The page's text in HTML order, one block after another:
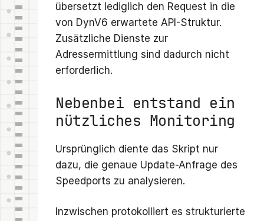
übersetzt lediglich den Request in die
von DynV6 erwartete API-Struktur.
Zusätzliche Dienste zur
Adressermittlung sind dadurch nicht
erforderlich.
Nebenbei entstand ein
nützliches Monitoring
Ursprünglich diente das Skript nur
dazu, die genaue Update-Anfrage des
Speedports zu analysieren.
Inzwischen protokolliert es strukturierte